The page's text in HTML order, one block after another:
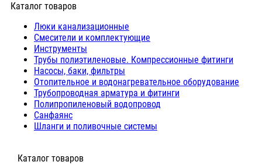
Каталог товаров
Люки канализационные
Cмесители и комплектующие
Инструменты
Трубы полиэтиленовые. Компрессионные фитинги
Насосы, баки, фильтры
Отопительное и водонагревательное оборудование
Трубопроводная арматура и фитинги
Полипропиленовый водопровод
Санфаянс
Шланги и поливочные системы
⠀Каталог товаров